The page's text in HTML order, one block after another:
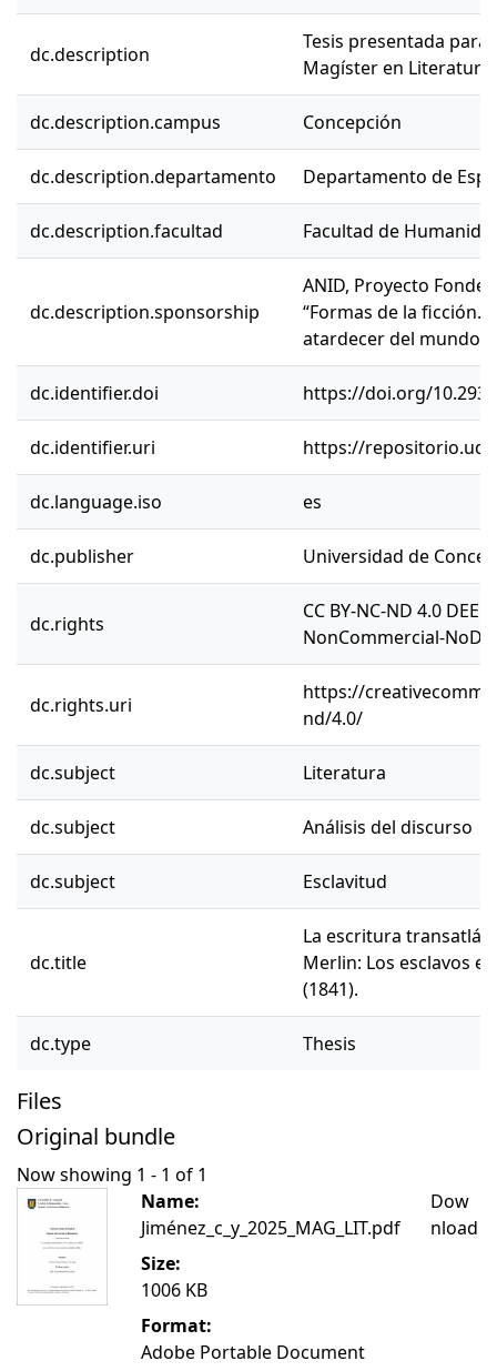
dc.description
Tesis presentada
Magíster en
dc.description.campus Concepción
dc.description.departamento Departamento de
dc.description.facultad Facultad de
dc.description.sponsorship
ANID, Proyecto
“Formas de la ficción.
atardecer del mundo”.
dc.identifier.doi https://doi.org/
dc.identifier.uri https://
dc.language.iso es
dc.publisher Universidad de
dc.rights
CC BY-NC-ND 4.0
NonCommercial-
dc.rights.uri
https://
nd/4.0/
dc.subject Literatura
dc.subject Análisis del discurso
dc.subject Esclavitud
dc.title
La escritura
Merlin: Los esclavos
(1841).
dc.type Thesis
Files
Original bundle
Now showing 1 - 1 of 1
Name:
Jiménez_c_y_2025_MAG_LIT.pdf
Size:
1006 KB
Format:
Adobe Portable Document
Dow
nload